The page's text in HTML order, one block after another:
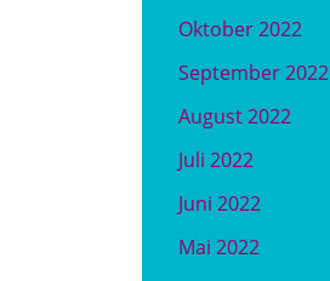
Oktober 2022
September 2022
August 2022
Juli 2022
Juni 2022
Mai 2022